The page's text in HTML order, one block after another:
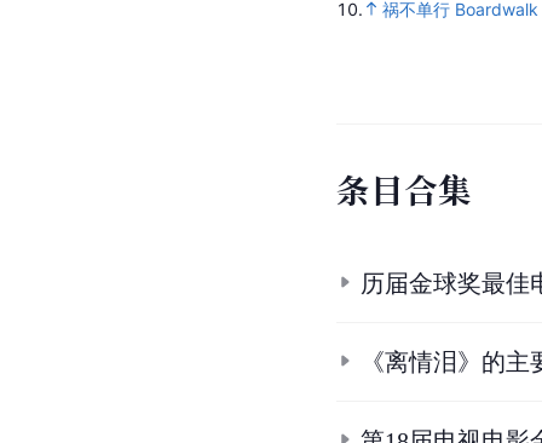
10.
祸不单行
条目合集
历届金球奖最佳
《离情泪》的主